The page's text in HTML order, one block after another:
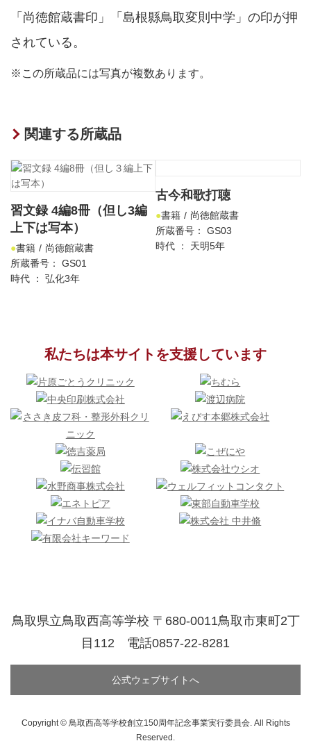
「尚徳館蔵書印」「島根縣鳥取変則中学」の印が押
されている。
※この所蔵品には写真が複数あります。
関連する所蔵品
習文録 4編8冊（但し3編
上下は写本）
書籍
尚徳館蔵書
所蔵番号： GS01
時代 ： 弘化3年
古今和歌打聴
書籍
尚徳館蔵書
所蔵番号： GS03
時代 ： 天明5年
私たちは本サイトを支援しています
鳥取県立鳥取西高等学校 〒680-0011鳥取市東町2丁
目112 電話0857-22-8281
公式ウェブサイトへ
Copyright © 鳥取西高等学校創立150周年記念事業実行委員会. All Rights
Reserved.